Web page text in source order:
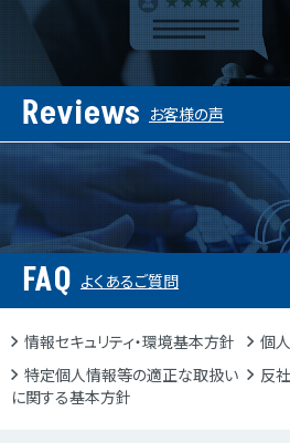
Reviews お客様の声
FAQ よくあるご質問
情報セキュリティ・環境基本方針
個
特定個人情報等の適正な取扱い
に関する基本方針
反